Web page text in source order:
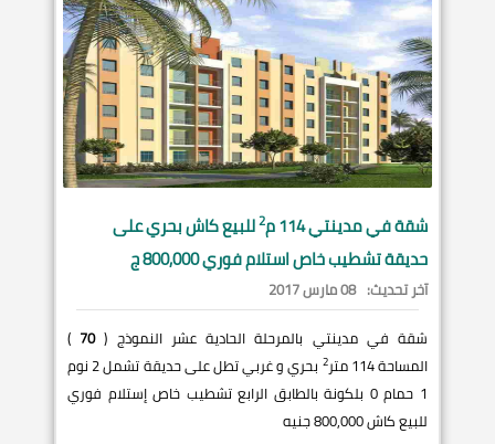
شقة فيمدينتي114 م 2للبيع كاش بحري على
حديقة تشطيب خاص استلام فوري 800,000 ج
آخر تحديث: 08 مارس 2017
شقة في مدينتي بالمرحلة الحادية عشر النموذج (70
)
المساحة 114 متر
2
بحري و غربي تطل على حديقة تشمل 2 نوم
1 حمام 0 بلكونة بالطابق الرابع تشطيب خاص إستلام فوري
للبيع كاش 800,000 جنيه